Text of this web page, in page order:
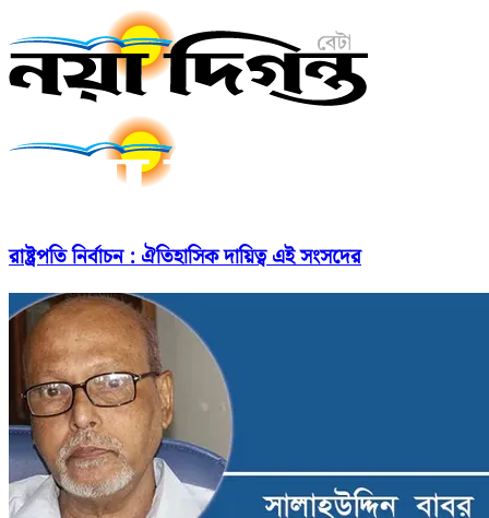
রাষ্ট্রপতি নির্বাচন : ঐতিহাসিক দায়িত্ব এই সংসদের